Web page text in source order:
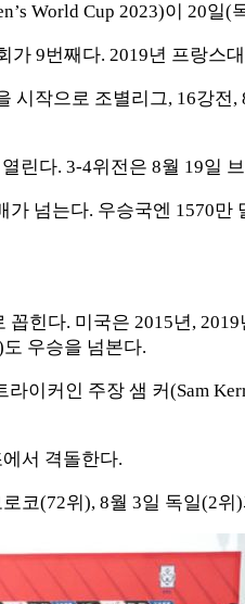
World Cup 2023)이 20일
9번째다. 2019년 프랑
작으로 조별리그, 16강
다. 3-4위전은 8월 19일
넘는다. 우승국엔 1570
힌다. 미국은 2015년,
우승을 넘본다.
이커인 주장 샘 커(Sam
에서 격돌한다.
코(72위), 8월 3일 독일(2위